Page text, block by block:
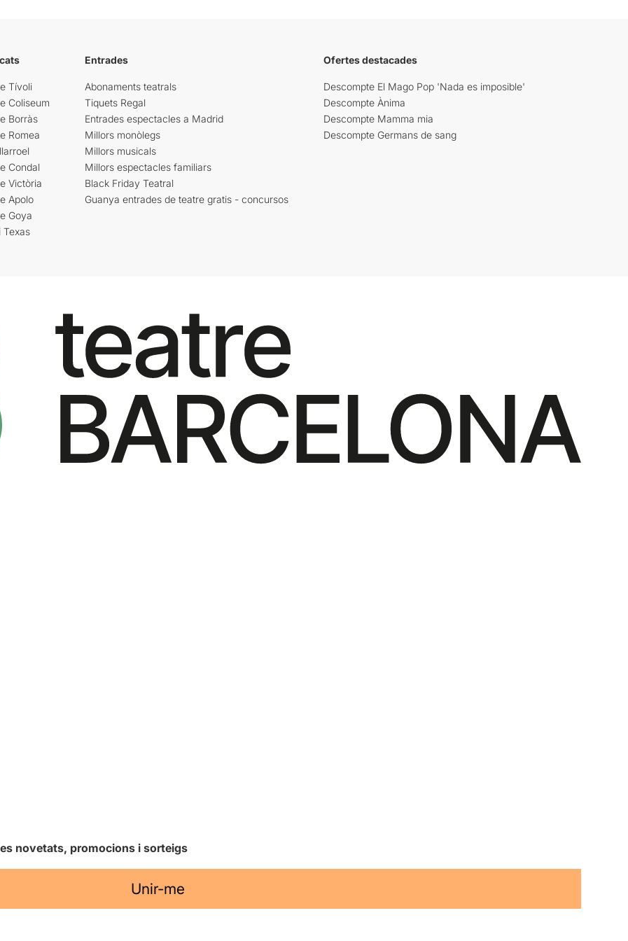
Tívoli
Coliseum
Borràs
Romea
Condal
Victòria
Apolo
Goya
Texas
Entrades
Abonaments teatrals
Tiquets Regal
Entrades espectacles a Madrid
Millors monòlegs
Millors musicals
Millors espectacles familiars
Black Friday Teatral
Guanya entrades de teatre gratis - concursos
Ofertes destacades
Descompte El Mago Pop 'Nada es imposible'
Descompte Ànima
Descompte Mamma mia
Descompte Germans de sang
novetats, promocions i sorteigs
Unir-me